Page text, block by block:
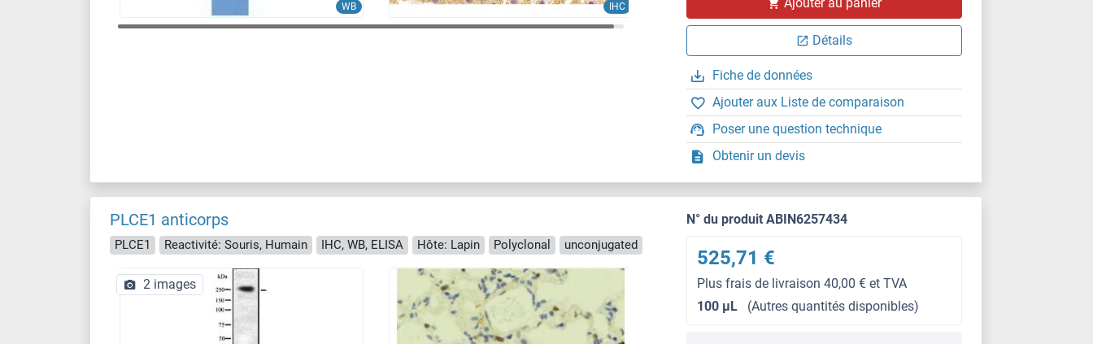
WB IHC
Détails
Fiche de données
Ajouter aux Liste de comparaison
Poser une question technique
Obtenir un devis
PLCE1 anticorps
PLCE1 Reactivité: Souris, Humain IHC, WB, ELISA Hôte: Lapin Polyclonal unconjugated
2 images
N° du produit ABIN6257434
525,71 €
Plus frais de livraison 40,00 € et TVA
100 μL
(Autres quantités disponibles)